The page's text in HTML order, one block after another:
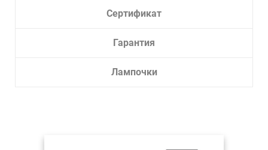
Сертификат
Гарантия
Лампочки